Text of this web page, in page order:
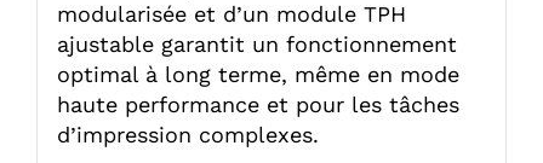
modularisée et d’un module TPH
ajustable garantit un fonctionnement
optimal à long terme, même en mode
haute performance et pour les tâches
d’impression complexes.